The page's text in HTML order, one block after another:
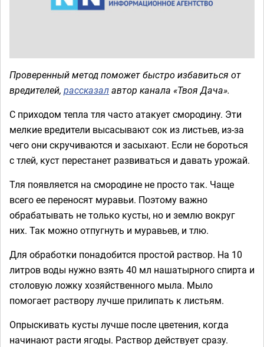
Проверенный метод поможет быстро избавиться от
вредителей, рассказалавтор канала «Твоя Дача».
С приходом тепла тля часто атакует смородину. Эти
мелкие вредители высасывают сок из листьев, из-за
чего они скручиваются и засыхают. Если не бороться
с тлей, куст перестанет развиваться и давать урожай.
Тля появляется на смородине не просто так. Чаще
всего ее переносят муравьи. Поэтому важно
обрабатывать не только кусты, но и землю вокруг
них. Так можно отпугнуть и муравьев, и тлю.
Для обработки понадобится простой раствор. На 10
литров воды нужно взять 40 мл нашатырного спирта и
столовую ложку хозяйственного мыла. Мыло
помогает раствору лучше прилипать к листьям.
Опрыскивать кусты лучше после цветения, когда
начинают расти ягоды. Раствор действует сразу.